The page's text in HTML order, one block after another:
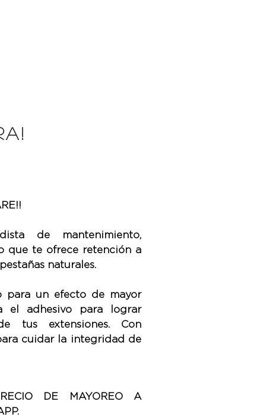
de mantenimiento,
que te ofrece retención a
naturales.
para un efecto de mayor
el adhesivo para lograr
tus extensiones. Con
cuidar la integridad de
DE MAYOREO A